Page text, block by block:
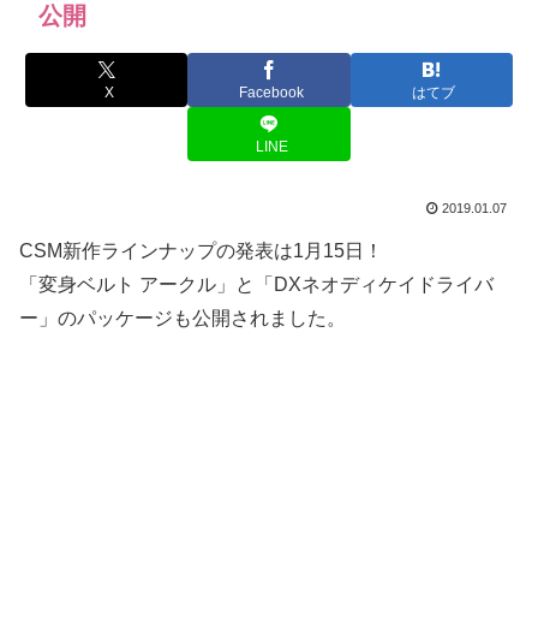
公開
X Facebook はてブ
LINE
2019.01.07
CSM新作ラインナップの発表は1月15日！
「変身ベルト アークル」と「DXネオディケイドライバ
ー」のパッケージも公開されました。